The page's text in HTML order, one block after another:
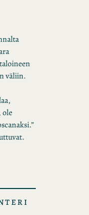
väliin.
ole